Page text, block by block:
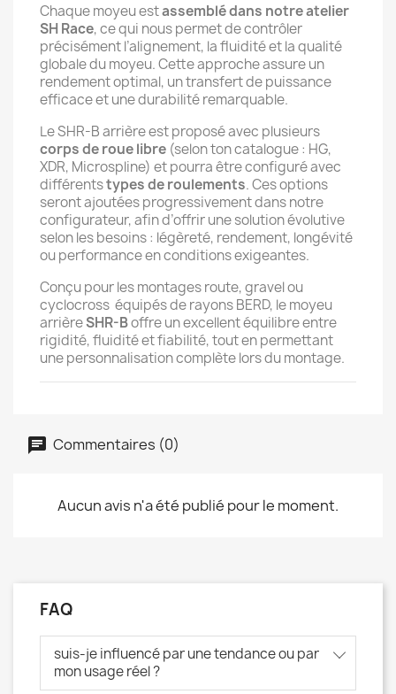
Chaque moyeu estassemblé dans notre atelier
SH Race, ce qui nous permet de contrôler
précisément l’alignement, la fluidité et la qualité
globale du moyeu. Cette approche assure un
rendement optimal, un transfert de puissance
efficace et une durabilité remarquable.
Le SHR-B arrière est proposé avec plusieurs
corps de roue libre (selon ton catalogue : HG,
XDR, Microspline) et pourra être configuré avec
différentstypes de roulements. Ces options
seront ajoutées progressivement dans notre
configurateur, afin d’offrir une solution évolutive
selon les besoins : légèreté, rendement, longévité
ou performance en conditions exigeantes.
Conçu pour les montages route, gravel ou
cyclocross équipés de rayons BERD, le moyeu
arrièreSHR-Boffre un excellent équilibre entre
rigidité, fluidité et fiabilité, tout en permettant
une personnalisation complète lors du montage.
Commentaires (0)
Aucun avis n'a été publié pour le moment.
FAQ
suis-je influencé par une tendance ou par
mon usage réel ?